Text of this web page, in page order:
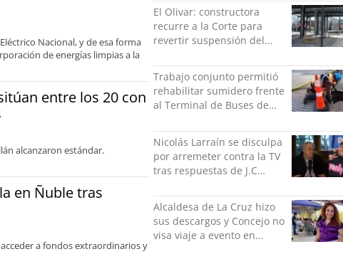
Nacional, y de esa forma
de energías limpias a la
entre los 20 con
alcanzaron estándar.
en Ñuble tras
a fondos extraordinarios y
El Olivar: constructora
recurre a la Corte para
revertir suspensión del
Trabajo conjunto permitió
rehabilitar sumidero frente
al Terminal de Buses de
Nicolás Larraín se disculpa
por arremeter contra la TV
tras respuestas de J.C
Alcaldesa de La Cruz hizo
sus descargos y Concejo no
visa viaje a evento en